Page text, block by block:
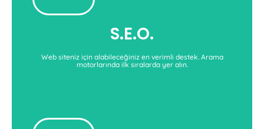
S.E.O.
Web siteniz için alabileceğiniz en verimli destek. Arama
motorlarında ilk sıralarda yer alın.
S.E.O. Hizmeti
arama motorlarında daha görünür hale gelin.